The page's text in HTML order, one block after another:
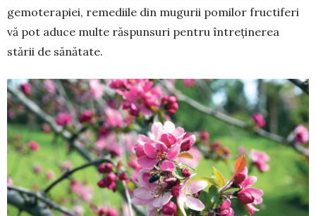
gemoterapiei, remediile din mu­gurii pomilor fructiferi
vă pot aduce multe răspun­suri pentru întreținerea
stării de sănătate.